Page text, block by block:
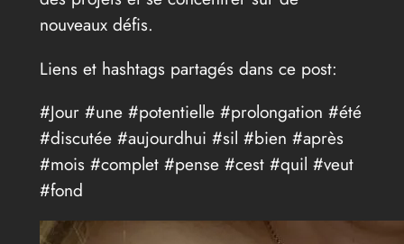
nouveaux défis.
Liens et hashtags partagés dans ce post:
#Jour #une #potentielle #prolongation #été
#discutée #aujourdhui #sil #bien #après
#mois #complet #pense #cest #quil #veut
#fond